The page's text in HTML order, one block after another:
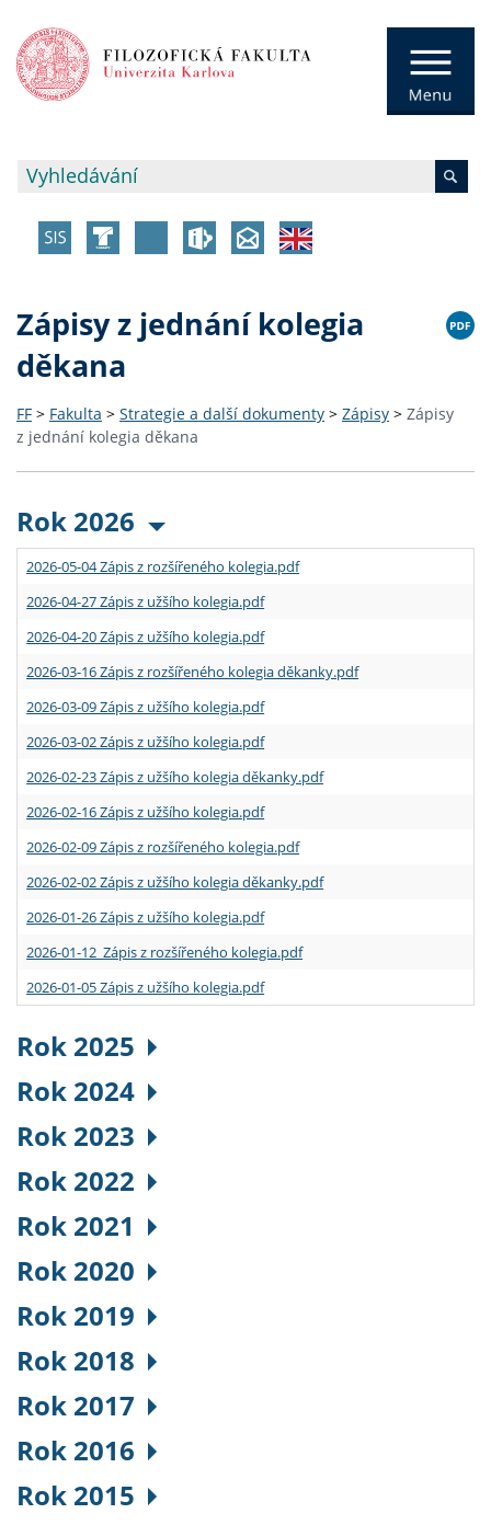
Zápisy z jednání kolegia
děkana
FF > Fakulta > Strategie a další dokumenty > Zápisy > Zápisy
z jednání kolegia děkana
Rok 2026
2026-05-04 Zápis z rozšířeného kolegia.pdf
2026-04-27 Zápis z užšího kolegia.pdf
2026-04-20 Zápis z užšího kolegia.pdf
2026-03-16 Zápis z rozšířeného kolegia děkanky.pdf
2026-03-09 Zápis z užšího kolegia.pdf
2026-03-02 Zápis z užšího kolegia.pdf
2026-02-23 Zápis z užšího kolegia děkanky.pdf
2026-02-16 Zápis z užšího kolegia.pdf
2026-02-09 Zápis z rozšířeného kolegia.pdf
2026-02-02 Zápis z užšího kolegia děkanky.pdf
2026-01-26 Zápis z užšího kolegia.pdf
2026-01-12 Zápis z rozšířeného kolegia.pdf
2026-01-05 Zápis z užšího kolegia.pdf
Rok 2025
Rok 2024
Rok 2023
Rok 2022
Rok 2021
Rok 2020
Rok 2019
Rok 2018
Rok 2017
Rok 2016
Rok 2015